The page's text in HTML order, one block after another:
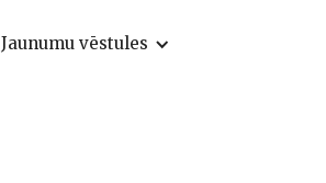
Jaunumu vēstules